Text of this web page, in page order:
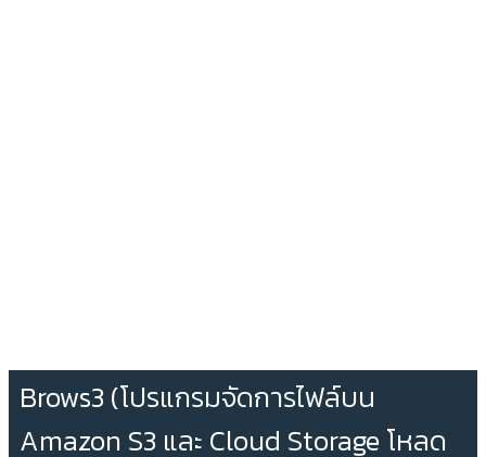
Brows3 (โปรแกรมจัดการไฟล์บน
Amazon S3 และ Cloud Storage โหลด